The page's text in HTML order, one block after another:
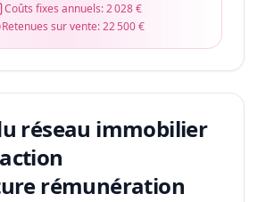
Coûts fixes annuels:2 028 €
Retenues sur vente:22 500 €
réseau immobilier
rémunération